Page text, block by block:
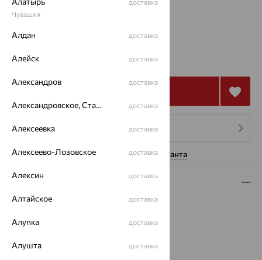
17.5
102 725 285 348₽
4 платежа по 25 681₽
Нужна помощь консультанта
Описание
Вид изделия:
Вес:
Цвет металла:
Чувашия
доставка
Алдан доставка
Алейск доставка
Александров доставка
Александровское, Ставропольский край доставка
Алексеевка доставка
Алексеево-Лозовское доставка
Алексин доставка
Алтайское доставка
Алупка доставка
Алушта доставка